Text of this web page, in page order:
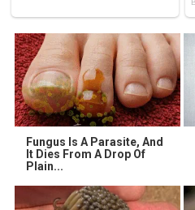
Fungus Is A Parasite, And
It Dies From A Drop Of
Plain...